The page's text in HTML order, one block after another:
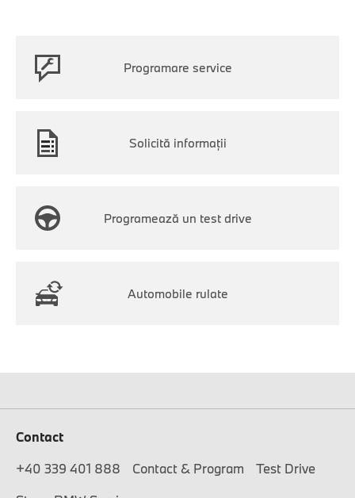
Programare service
Solicită informații
Programează un test drive
Automobile rulate
Contact
+40 339 401 888
Contact & Program
Test Drive